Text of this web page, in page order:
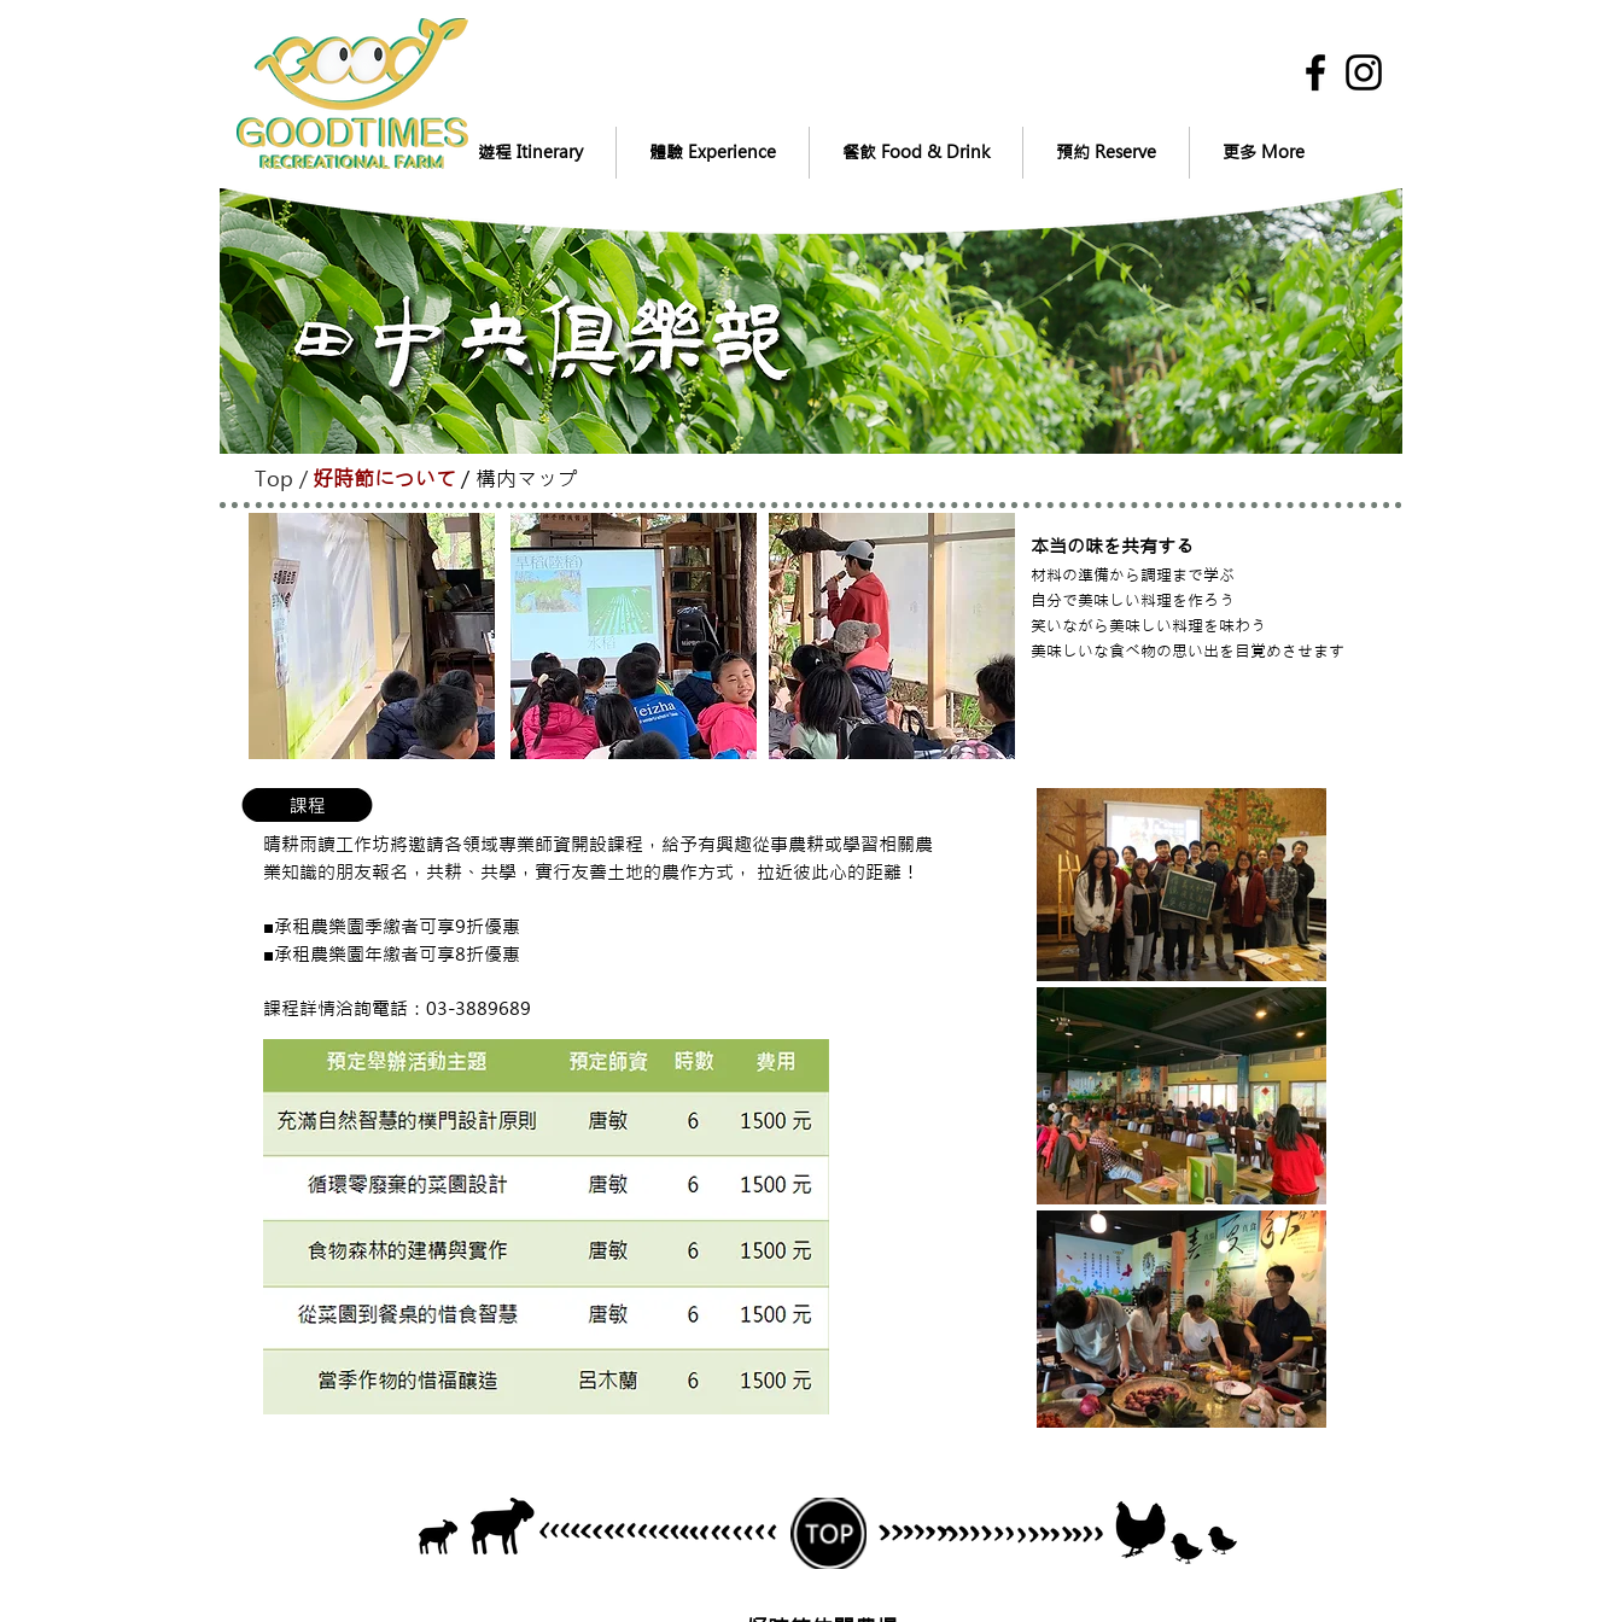
遊程 Itinerary 體驗 Experience 餐飲 Food & Drink 預約 Reserve 更多 More
Top / 好時節について / 構内マップ
本当の味を共有する
材料の準備から調理まで学ぶ
自分で美味しい料理を作ろう
笑いながら美味しい料理を味わう
美味しいな食べ物の思い出を目覚めさせます
晴耕雨讀工作坊將邀請各領域專業師資開設課程，給予有興趣從事農耕或學習相關農
業知識的朋友報名，共耕、共學，實行友善土地的農作方式， 拉近彼此心的距離！
■承租農樂園季繳者可享9折優惠
■承租農樂園年繳者可享8折優惠
課程詳情洽詢電話：03-3889689